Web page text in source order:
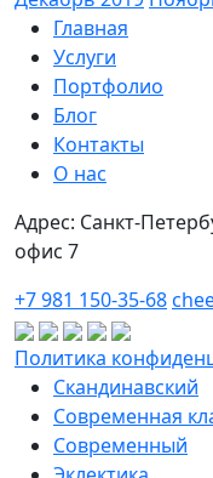
Главная
Услуги
Портфолио
Блог
Контакты
О нас
Адрес: Санкт-
офис 7
+7 981 150-35-68
Политика
Скандинавский
Современная
Современный